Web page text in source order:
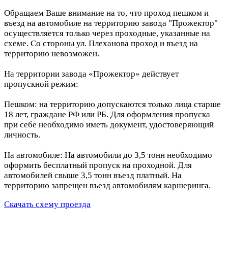
Обращаем Ваше внимание на то, что проход пешком и
въезд на автомобиле на территорию завода "Прожектор"
осуществляется только через проходные, указанные на
схеме. Со стороны ул. Плеханова проход и въезд на
территорию невозможен.
На территории завода «Прожектор» действует
пропускной режим:
Пешком: на территорию допускаются только лица старше
18 лет, граждане РФ или РБ. Для оформления пропуска
при себе необходимо иметь документ, удостоверяющий
личность.
На автомобиле: На автомобили до 3,5 тонн необходимо
оформить бесплатный пропуск на проходной. Для
автомобилей свыше 3,5 тонн въезд платный. На
территорию запрещен въезд автомобилям каршеринга.
Скачать схему проезда